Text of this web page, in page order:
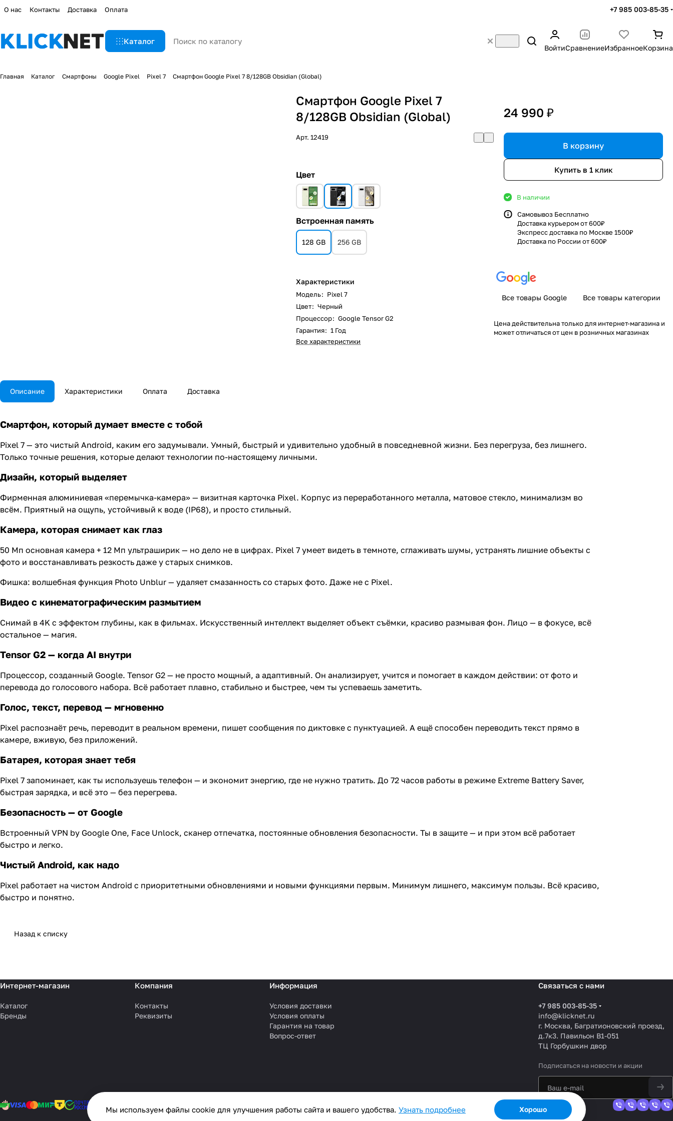
О нас Контакты Доставка Оплата +7 985 003-85-35
Каталог
ВойтиСравнениеИзбранноеКорзина
Главная Каталог Смартфоны Google Pixel Pixel 7 Смартфон Google Pixel 7 8/128GB Obsidian (Global)
Смартфон Google Pixel 7
8/128GB Obsidian (Global)
Арт.12419
Цвет
Встроенная память
128 GB 256 GB
Характеристики
Модель: Pixel 7
Цвет: Черный
Процессор: Google Tensor G2
Гарантия: 1 Год
Все характеристики
24 990 ₽
В корзину
Купить в 1 клик
В наличии
Самовывоз Бесплатно
Доставка курьером от 600₽
Экспресс доставка по Москве 1500₽
Доставка по России от 600₽
Все товары Google Все товары категории
Цена действительна только для интернет-магазина и
может отличаться от цен в розничных магазинах
Описание Характеристики Оплата Доставка
Смартфон, который думает вместе с тобой
Pixel 7 — это чистый Android, каким его задумывали. Умный, быстрый и удивительно удобный в повседневной жизни. Без перегруза, без лишнего.
Только точные решения, которые делают технологии по-настоящему личными.
Дизайн, который выделяет
Фирменная алюминиевая «перемычка-камера» — визитная карточка Pixel. Корпус из переработанного металла, матовое стекло, минимализм во
всём. Приятный на ощупь, устойчивый к воде (IP68), и просто стильный.
Камера, которая снимает как глаз
50 Мп основная камера + 12 Мп ультраширик — но дело не в цифрах. Pixel 7 умеет видеть в темноте, сглаживать шумы, устранять лишние объекты с
фото и восстанавливать резкость даже у старых снимков.
Фишка: волшебная функция Photo Unblur — удаляет смазанность со старых фото. Даже не с Pixel.
Видео с кинематографическим размытием
Снимай в 4K с эффектом глубины, как в фильмах. Искусственный интеллект выделяет объект съёмки, красиво размывая фон. Лицо — в фокусе, всё
остальное — магия.
Tensor G2 — когда AI внутри
Процессор, созданный Google. Tensor G2 — не просто мощный, а адаптивный. Он анализирует, учится и помогает в каждом действии: от фото и
перевода до голосового набора. Всё работает плавно, стабильно и быстрее, чем ты успеваешь заметить.
Голос, текст, перевод — мгновенно
Pixel распознаёт речь, переводит в реальном времени, пишет сообщения по диктовке с пунктуацией. А ещё способен переводить текст прямо в
камере, вживую, без приложений.
Батарея, которая знает тебя
Pixel 7 запоминает, как ты используешь телефон — и экономит энергию, где не нужно тратить. До 72 часов работы в режиме Extreme Battery Saver,
быстрая зарядка, и всё это — без перегрева.
Безопасность — от Google
Встроенный VPN by Google One, Face Unlock, сканер отпечатка, постоянные обновления безопасности. Ты в защите — и при этом всё работает
быстро и легко.
Чистый Android, как надо
Pixel работает на чистом Android с приоритетными обновлениями и новыми функциями первым. Минимум лишнего, максимум пользы. Всё красиво,
быстро и понятно.
Назад к списку
Интернет-магазин
Каталог
Бренды
Компания
Контакты
Реквизиты
Информация
Условия доставки
Условия оплаты
Гарантия на товар
Вопрос-ответ
Связаться с нами
+7 985 003-85-35
info@klicknet.ru
г. Москва, Багратионовский проезд,
д.7к3. Павильон B1-051
ТЦ Горбушкин двор
Подписаться на новости и акции
Мы используем файлы cookie для улучшения работы сайта и вашего удобства. Узнать подробнее Хорошо